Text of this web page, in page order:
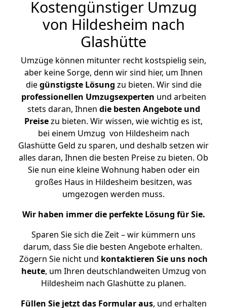
Kostengünstiger Umzug
von Hildesheim nach
Glashütte
Umzüge können mitunter recht kostspielig sein,
aber keine Sorge, denn wir sind hier, um Ihnen
diegünstigste Lösung zu bieten. Wir sind die
professionellen Umzugsexperten und arbeiten
stets daran, Ihnen die besten Angebote und
Preisezu bieten. Wir wissen, wie wichtig es ist,
bei einem Umzug von Hildesheim nach
Glashütte Geld zu sparen, und deshalb setzen wir
alles daran, Ihnen die besten Preise zu bieten. Ob
Sie nun eine kleine Wohnung haben oder ein
großes Haus in Hildesheim besitzen, was
umgezogen werden muss.
Wir haben immer die perfekte Lösung für Sie.
Sparen Sie sich die Zeit – wir kümmern uns
darum, dass Sie die besten Angebote erhalten.
Zögern Sie nicht und kontaktieren Sie uns noch
heute, um Ihren deutschlandweiten Umzug von
Hildesheim nach Glashütte zu planen.
Füllen Sie jetzt das Formular aus, und erhalten